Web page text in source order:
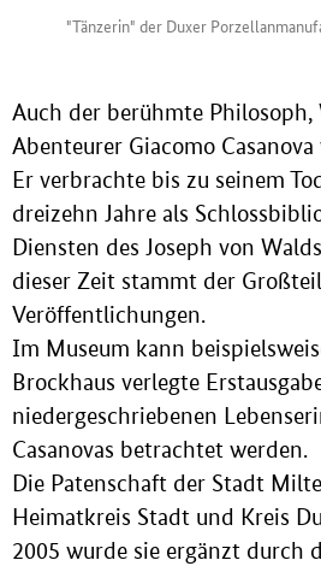
"Tänzerin" der Duxer
Auch der berühmte
Abenteurer Giacomo
Er verbrachte bis zu seinem
dreizehn Jahre als
Diensten des Joseph von
dieser Zeit stammt der
Veröffentlichungen.
Im Museum kann
Brockhaus verlegte
niedergeschriebenen
Casanovas betrachtet werden.
Die Patenschaft der Stadt
Heimatkreis Stadt und Kreis
2005 wurde sie ergänzt durch